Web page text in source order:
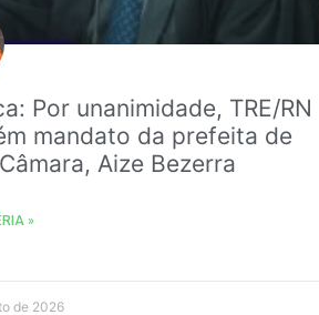
Por unanimidade, TRE/RN
mandato da prefeita de
Aize Bezerra
»
de 2026